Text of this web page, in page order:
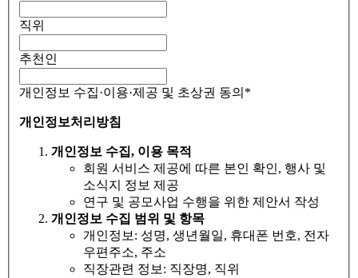
직위
추천인
개인정보 수집·이용·제공 및 초상권 동의 *
개인정보처리방침
개인정보 수집, 이용 목적
회원 서비스 제공에 따른 본인 확인, 행사 및
소식지 정보 제공
연구 및 공모사업 수행을 위한 제안서 작성
개인정보 수집 범위 및 항목
개인정보: 성명, 생년월일, 휴대폰 번호, 전자
우편주소, 주소
직장관련 정보: 직장명, 직위